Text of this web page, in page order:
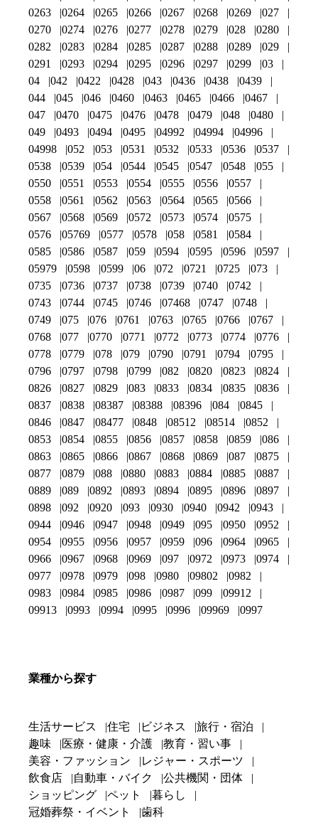
0263
0264 0265 0266 0267 0268 0269
027
0270
0274 0276 0277 0278 0279 028
0280
0282
0283 0284 0285 0287 0288 0289
029
0291
0293 0294 0295 0296 0297 0299
03
04
042 0422 0428 043 0436 0438
0439
044
045 046 0460 0463 0465 0466
0467
047
0470 0475 0476 0478 0479 048
0480
049
0493 0494 0495 04992 04994
04996
04998
052 053 0531 0532 0533 0536
0537
0538
0539 054 0544 0545 0547 0548
055
0550
0551 0553 0554 0555 0556
0557
0558
0561 0562 0563 0564 0565
0566
0567
0568 0569 0572 0573 0574
0575
0576
05769 0577 0578 058 0581
0584
0585
0586 0587 059 0594 0595 0596
0597
05979
0598 0599 06 072 0721 0725
073
0735
0736 0737 0738 0739 0740
0742
0743
0744 0745 0746 07468 0747
0748
0749
075 076 0761 0763 0765 0766
0767
0768
077 0770 0771 0772 0773 0774
0776
0778
0779 078 079 0790 0791 0794
0795
0796
0797 0798 0799 082 0820 0823
0824
0826
0827 0829 083 0833 0834 0835
0836
0837
0838 08387 08388 08396 084
0845
0846
0847 08477 0848 08512 08514
0852
0853
0854 0855 0856 0857 0858 0859
086
0863
0865 0866 0867 0868 0869 087
0875
0877
0879 088 0880 0883 0884 0885
0887
0889
089 0892 0893 0894 0895 0896
0897
0898
092 0920 093 0930 0940 0942
0943
0944
0946 0947 0948 0949 095 0950
0952
0954
0955 0956 0957 0959 096 0964
0965
0966
0967 0968 0969 097 0972 0973
0974
0977
0978 0979 098 0980 09802
0982
0983
0984 0985 0986 0987 099
09912
09913
0993 0994 0995 0996 09969 0997
業種から探す
生活サービス 住宅 ビジネス
旅行・宿泊
趣味
医療・健康・介護
教育・習い事
美容・ファッション
レジャー・スポーツ
飲食店
自動車・バイク
公共機関・団体
ショッピング
ペット
暮らし
冠婚葬祭・イベント
歯科